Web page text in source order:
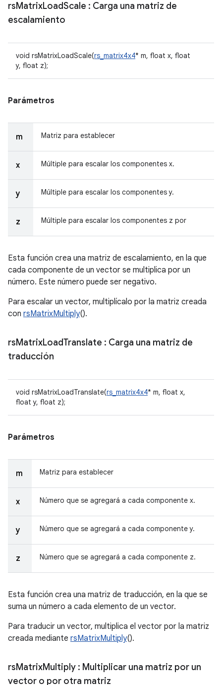
rsMatrixLoadScale : Carga una matriz de
escalamiento
void rsMatrixLoadScale(rs_matrix4x4* m, float x, float
y, float z);
Parámetros
m Matriz para establecer
x Múltiple para escalar los componentes x.
y Múltiple para escalar los componentes y.
z Múltiple para escalar los componentes z por
Esta función crea una matriz de escalamiento, en la que
cada componente de un vector se multiplica por un
número. Este número puede ser negativo.
Para escalar un vector, multiplícalo por la matriz creada
con rsMatrixMultiply().
rsMatrixLoadTranslate : Carga una matriz de
traducción
void rsMatrixLoadTranslate(rs_matrix4x4* m, float x,
float y, float z);
Parámetros
m Matriz para establecer
x Número que se agregará a cada componente x.
y Número que se agregará a cada componente y.
z Número que se agregará a cada componente z.
Esta función crea una matriz de traducción, en la que se
suma un número a cada elemento de un vector.
Para traducir un vector, multiplica el vector por la matriz
creada mediante rsMatrixMultiply().
rsMatrixMultiply : Multiplicar una matriz por un
vector o por otra matriz